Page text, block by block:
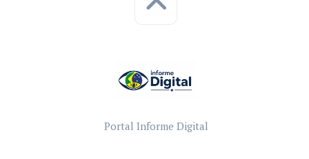
Portal Informe Digital